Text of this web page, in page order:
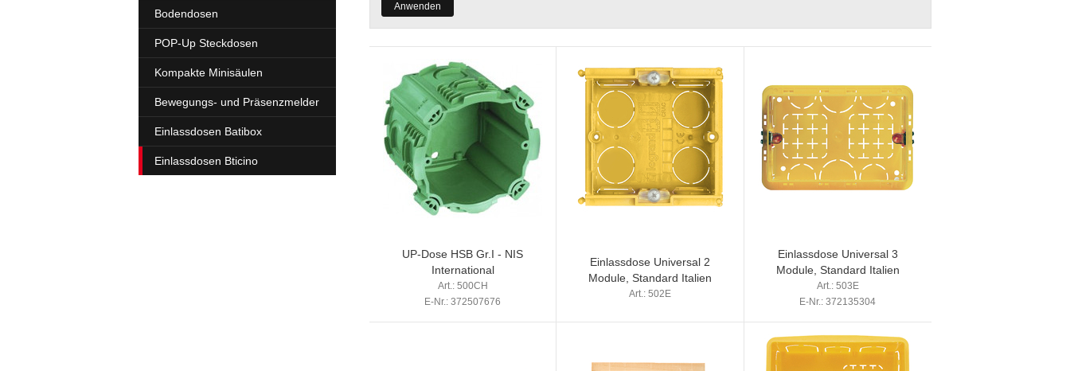
Bodendosen
POP-Up Steckdosen
Kompakte Minisäulen
Bewegungs- und Präsenzmelder
Einlassdosen Batibox
Einlassdosen Bticino
Anwenden
UP-Dose HSB Gr.I - NIS
International
Art.: 500CH
E-Nr.: 372507676
Einlassdose Universal 2
Module, Standard Italien
Art.: 502E
Einlassdose Universal 3
Module, Standard Italien
Art.: 503E
E-Nr.: 372135304